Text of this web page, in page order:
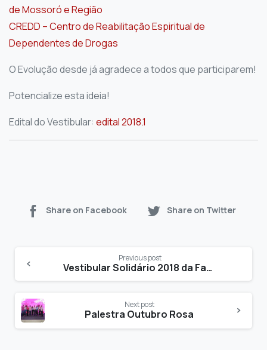
de Mossoró e Região
CREDD – Centro de Reabilitação Espiritual de
Dependentes de Drogas
O Evolução desde já agradece a todos que participarem!
Potencialize esta ideia!
Edital do Vestibular: edital 2018.1
Share on Facebook Share on Twitter
Previous post
Vestibular Solidário 2018 da Faculdade Evolução
Next post
Palestra Outubro Rosa